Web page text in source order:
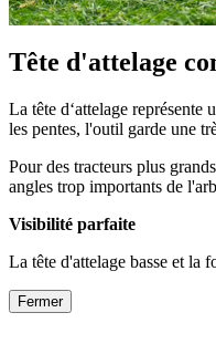
Tête d'attelage
La tête d‘attelage représente
les pentes, l'outil garde une
Pour des tracteurs plus
angles trop importants de
Visibilité parfaite
La tête d'attelage basse et la
Fermer